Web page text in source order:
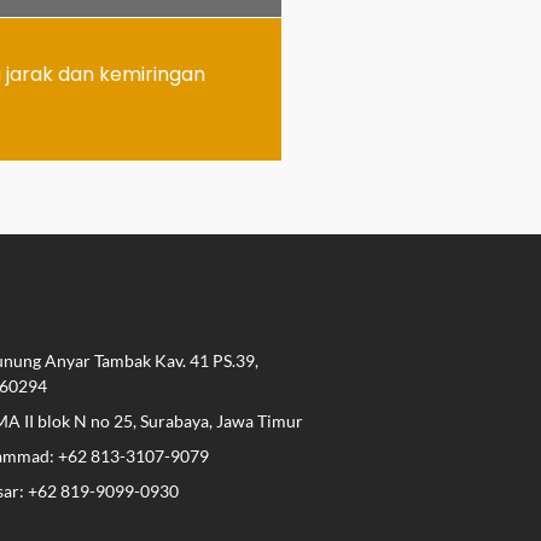
dan kemiringan
Anyar Tambak Kav. 41 PS.39,
II blok N no 25, Surabaya, Jawa Timur
+62 813-3107-9079
+62 819-9099-0930